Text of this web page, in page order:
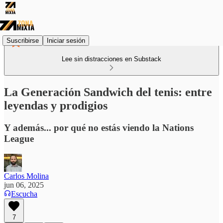
Suscribirse Iniciar sesión
Lee sin distracciones en Substack
La Generación Sandwich del tenis: entre
leyendas y prodigios
Y además... por qué no estás viendo la Nations
League
Carlos Molina
jun 06, 2025
Escucha
7